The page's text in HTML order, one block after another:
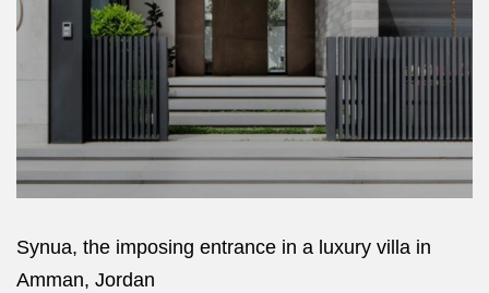
Synua, the imposing entrance in a luxury villa in
Amman, Jordan